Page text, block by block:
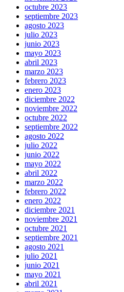
octubre 2023
septiembre 2023
agosto 2023
julio 2023
junio 2023
mayo 2023
abril 2023
marzo 2023
febrero 2023
enero 2023
diciembre 2022
noviembre 2022
octubre 2022
septiembre 2022
agosto 2022
julio 2022
junio 2022
mayo 2022
abril 2022
marzo 2022
febrero 2022
enero 2022
diciembre 2021
noviembre 2021
octubre 2021
septiembre 2021
agosto 2021
julio 2021
junio 2021
mayo 2021
abril 2021